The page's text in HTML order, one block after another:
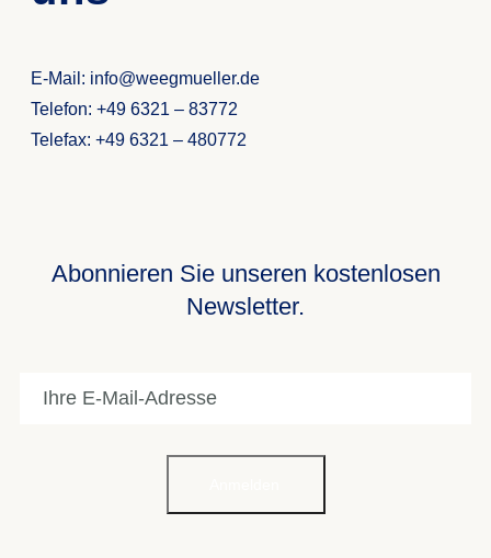
E-Mail: info@weegmueller.de
Telefon: +49 6321 – 83772
Telefax: +49 6321 – 480772
Abonnieren Sie unseren kostenlosen
Newsletter.